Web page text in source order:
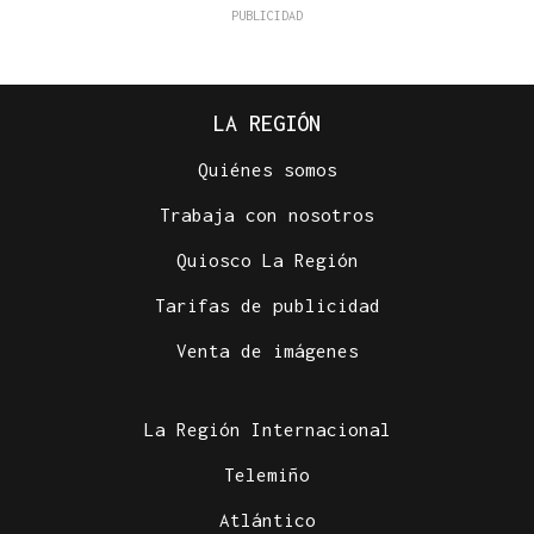
LA REGIÓN
Quiénes somos
Trabaja con nosotros
Quiosco La Región
Tarifas de publicidad
Venta de imágenes
La Región Internacional
Telemiño
Atlántico